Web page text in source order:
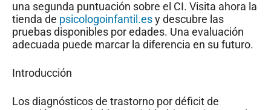
una segunda puntuación sobre el CI. Visita ahora la
tienda de psicologoinfantil.esy descubre las
pruebas disponibles por edades. Una evaluación
adecuada puede marcar la diferencia en su futuro.
Introducción
Los diagnósticos de trastorno por déficit de